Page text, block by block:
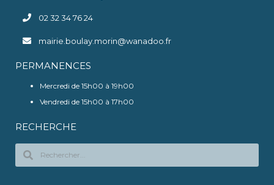
02 32 34 76 24
mairie.boulay.morin@wanadoo.fr
PERMANENCES
Mercredi de 15h00 à 19h00
Vendredi de 15h00 à 17h00
RECHERCHE